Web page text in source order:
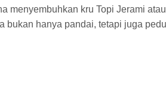
kru Topi Jerami
hanya pandai, tetapi juga